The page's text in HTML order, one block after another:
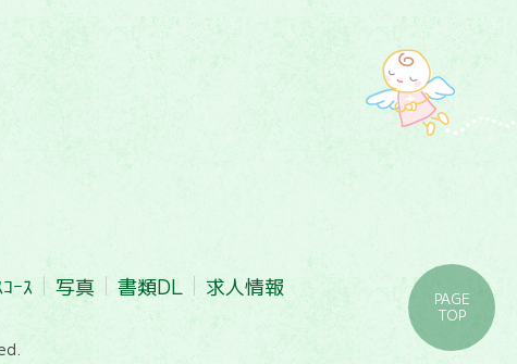
ｰｽ 写真 書類DL 求人情報 PAGE
TOP